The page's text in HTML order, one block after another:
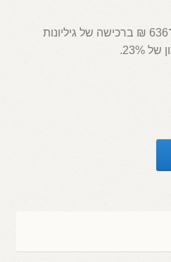
מחיר מנוי: 489 ₪, לעומת כ־636 ₪ ברכישה של גיליונות
23%.